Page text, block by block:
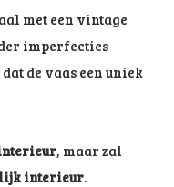
met een vintage
imperfecties
de vaas een uniek
, maar zal
interieur.